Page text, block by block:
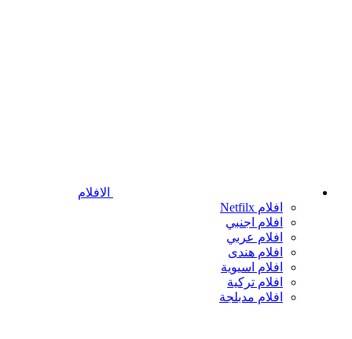
الافلام
افلام Netfilx
افلام اجنبي
افلام عربي
افلام هندى
افلام اسيوية
افلام تركية
افلام مدبلجة